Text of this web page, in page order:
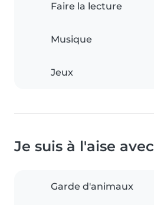
Faire la lecture
Musique
Jeux
Je suis à l'aise avec
Garde d'animaux